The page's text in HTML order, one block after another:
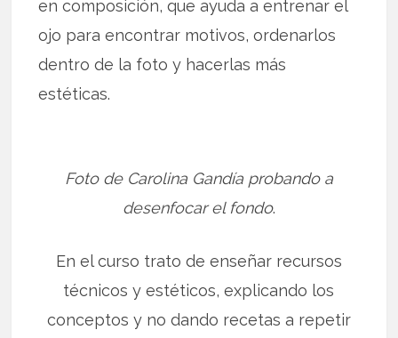
en composición, que ayuda a entrenar el
ojo para encontrar motivos, ordenarlos
dentro de la foto y hacerlas más
estéticas.
Foto de Carolina Gandía probando a
desenfocar el fondo.
En el curso trato de enseñar recursos
técnicos y estéticos, explicando los
conceptos y no dando recetas a repetir